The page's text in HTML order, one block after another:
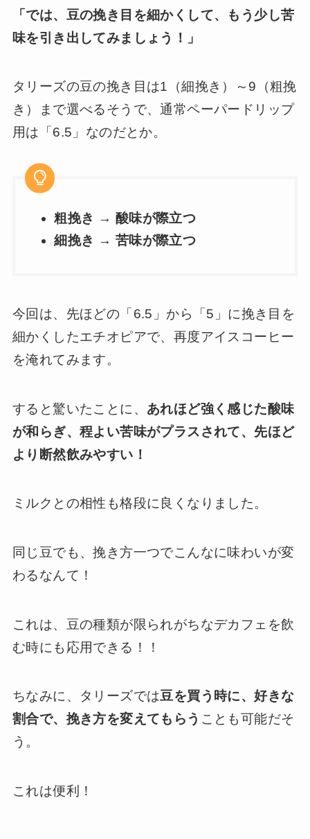
「では、豆の挽き目を細かくして、もう少し苦
味を引き出してみましょう！」
タリーズの豆の挽き目は1（細挽き）～9（粗挽
き）まで選べるそうで、通常ペーパードリップ
用は「6.5」なのだとか。
粗挽き → 酸味が際立つ
細挽き → 苦味が際立つ
今回は、先ほどの「6.5」から「5」に挽き目を
細かくしたエチオピアで、再度アイスコーヒー
を淹れてみます。
すると驚いたことに、 あれほど強く感じた酸味
が和らぎ、程よい苦味がプラスされて、先ほど
より断然飲みやすい！
ミルクとの相性も格段に良くなりました。
同じ豆でも、挽き方一つでこんなに味わいが変
わるなんて！
これは、豆の種類が限られがちなデカフェを飲
む時にも応用できる！！
ちなみに、タリーズでは豆を買う時に、好きな
割合で、挽き方を変えてもらう ことも可能だそ
う。
これは便利！